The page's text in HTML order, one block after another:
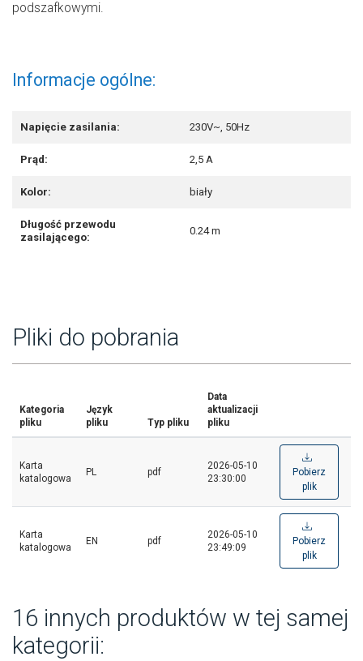
podszafkowymi.
Informacje ogólne:
Napięcie zasilania: 230V~, 50Hz
Prąd: 2,5 A
Kolor: biały
Długość przewodu
zasilającego:
0.24 m
Pliki do pobrania
Kategoria
pliku
Język
pliku
Typ pliku
Data
aktualizacji
pliku
Karta
katalogowa
PL pdf
2026-05-10
23:30:00
Pobierz
plik
Karta
katalogowa
EN pdf
2026-05-10
23:49:09
Pobierz
plik
16 innych produktów w tej samej
kategorii: